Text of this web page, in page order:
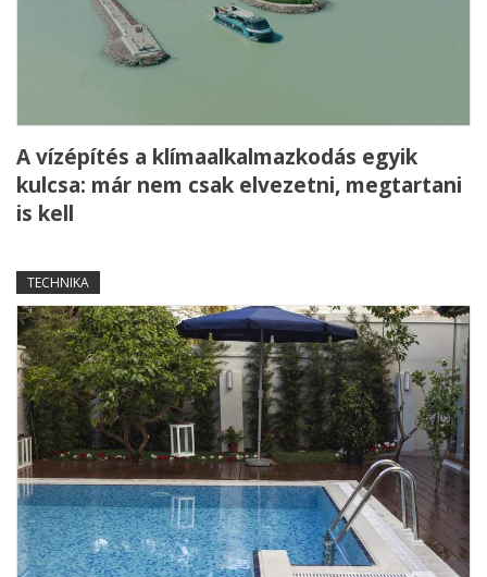
A vízépítés a klímaalkalmazkodás egyik
kulcsa: már nem csak elvezetni, megtartani
is kell
TECHNIKA